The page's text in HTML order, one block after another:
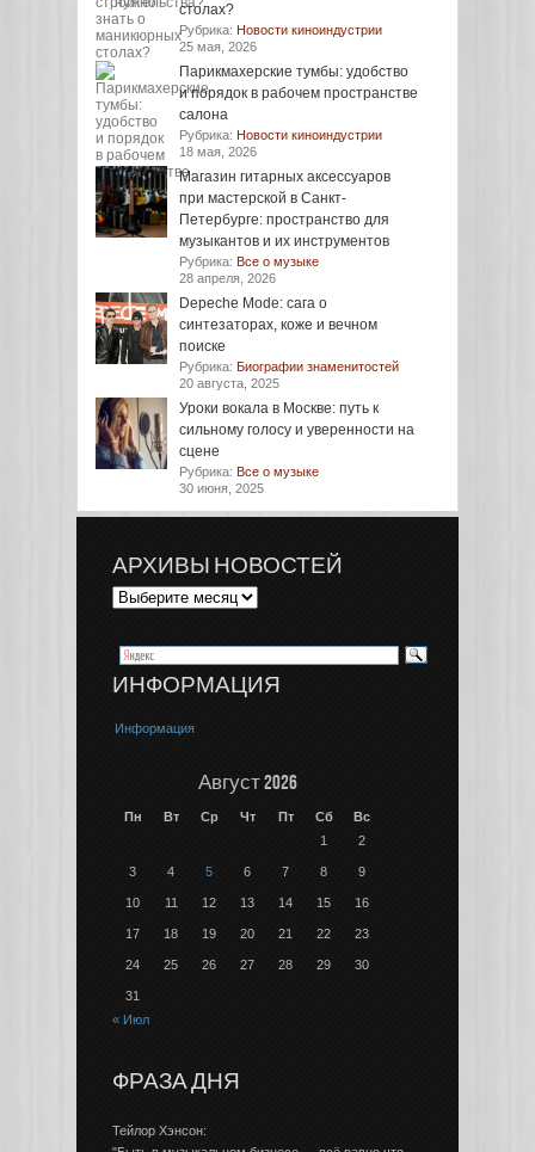
столах?
Рубрика: Новости киноиндустрии
25 мая, 2026
Парикмахерские тумбы: удобство
и порядок в рабочем пространстве
салона
Рубрика: Новости киноиндустрии
18 мая, 2026
Магазин гитарных аксессуаров
при мастерской в Санкт-
Петербурге: пространство для
музыкантов и их инструментов
Рубрика: Все о музыке
28 апреля, 2026
Depeche Mode: сага о
синтезаторах, коже и вечном
поиске
Рубрика: Биографии знаменитостей
20 августа, 2025
Уроки вокала в Москве: путь к
сильному голосу и уверенности на
сцене
Рубрика: Все о музыке
30 июня, 2025
АРХИВЫ НОВОСТЕЙ
ИНФОРМАЦИЯ
Информация
Август 2026
Пн Вт Ср Чт Пт Сб
Вс
1
2
3 4 5 6 7 8 9
10 11 12 13 14 15 16
17 18 19 20 21 22 23
24 25 26 27 28 29 30
31
« Июл
ФРАЗА ДНЯ
Тейлор Хэнсон: